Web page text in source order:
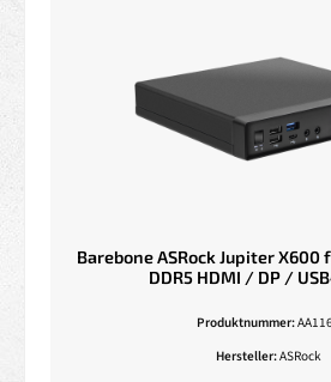
Barebone ASRock Jupiter X600
DDR5 HDMI / DP /
Produktnummer:
Hersteller:ASRock